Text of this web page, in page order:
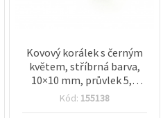
Kovový korálek s černým
květem, stříbrná barva,
10×10 mm, průvlek 5,5
mm
Kód: 155138